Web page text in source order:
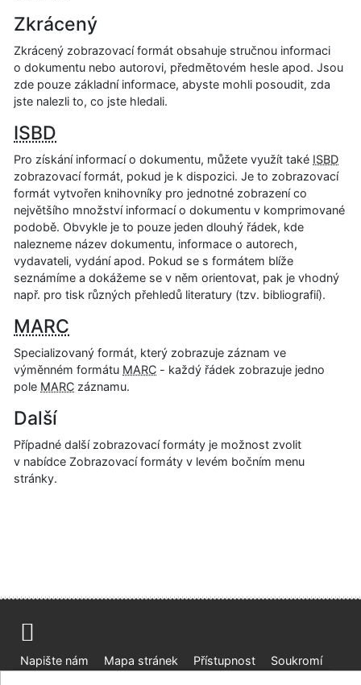
Zkrácený
Zkrácený zobrazovací formát obsahuje stručnou informaci
o dokumentu nebo autorovi, předmětovém hesle apod. Jsou
zde pouze základní informace, abyste mohli posoudit, zda
jste nalezli to, co jste hledali.
ISBD
Pro získání informací o dokumentu, můžete využít také ISBD
zobrazovací formát, pokud je k dispozici. Je to zobrazovací
formát vytvořen knihovníky pro jednotné zobrazení co
největšího množství informací o dokumentu v komprimované
podobě. Obvykle je to pouze jeden dlouhý řádek, kde
nalezneme název dokumentu, informace o autorech,
vydavateli, vydání apod. Pokud se s formátem blíže
seznámíme a dokážeme se v něm orientovat, pak je vhodný
např. pro tisk různých přehledů literatury (tzv. bibliografií).
MARC
Specializovaný formát, který zobrazuje záznam ve
výměnném formátu MARC - každý řádek zobrazuje jedno
pole MARC záznamu.
Další
Případné další zobrazovací formáty je možnost zvolit
v nabídce Zobrazovací formáty v levém bočním menu
stránky.
Napište nám Mapa stránek Přístupnost
Soukromí